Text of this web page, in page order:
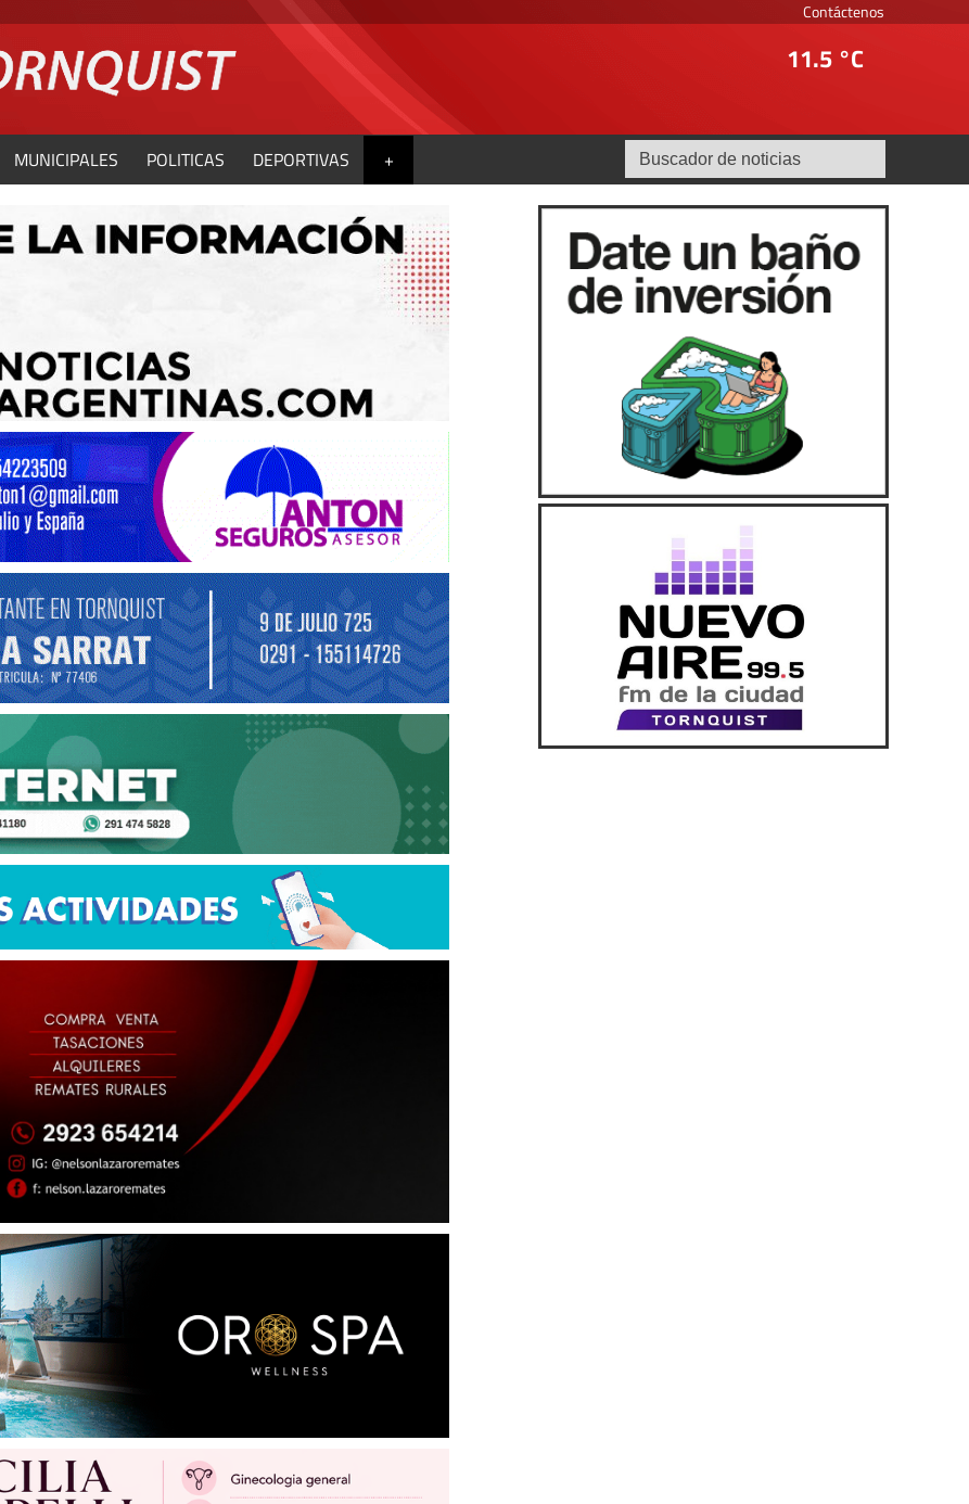
Contáctenos
11.5 °C
MUNICIPALES POLITICAS DEPORTIVAS +